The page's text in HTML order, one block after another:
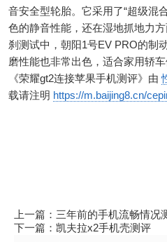
音安全型轮胎。它采用了“超级混
色的静音性能，还在湿地抓地力
刹测试中，朝阳1号EV PRO的制
磨性能也非常出色，适合家用轿车
《荣耀gt2连接苹果手机测评》由
载请注明 https://m.baijing8.cn/
上一篇： 三年前的手机流畅情况
下一篇： 凯夫拉x2手机壳测评